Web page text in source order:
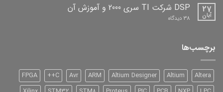
افزار 27
آبان
DSP شرکت TI سری 2000 و آموزش آن
38 دیدگاه برای
آن
برچسب‌ها
Altera
Altium
Altium Designer
ARM
Avr
C++
FPGA